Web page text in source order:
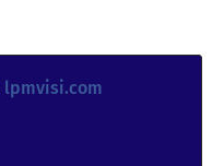
lpmvisi.com